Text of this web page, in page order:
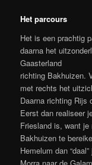
Het parcours
Het is een prachtig
daarna het
Gaasterland
richting Bakhuizen.
met rechts het
Daarna richting Rijs
Eerst dan realiseer
Friesland is, want
Bakhuizen te
Hemelum dan
Morra naar de